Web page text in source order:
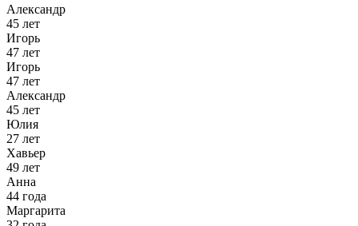
Александр
45 лет
Игорь
47 лет
Игорь
47 лет
Александр
45 лет
Юлия
27 лет
Хавьер
49 лет
Анна
44 года
Маргарита